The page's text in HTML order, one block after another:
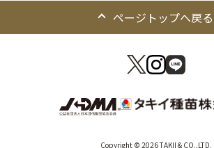
ページトップへ戻る
Copyright © 2026 TAKII & CO.,LTD.